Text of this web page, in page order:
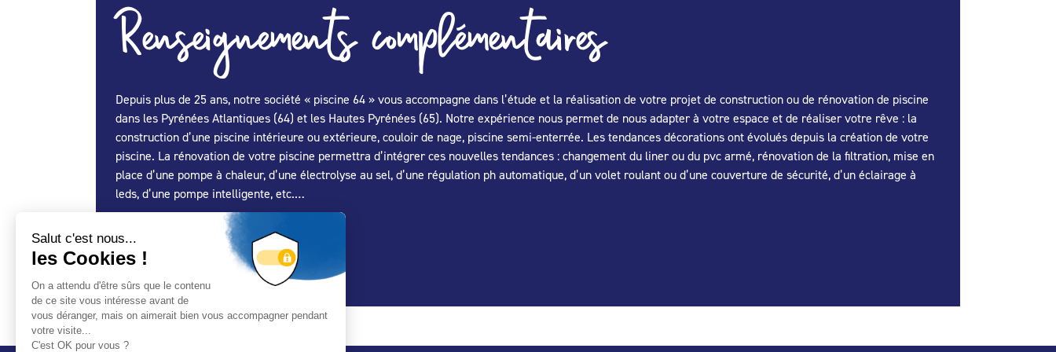
Renseignements complémentaires
Depuis plus de 25 ans, notre société « piscine 64 » vous accompagne dans l’étude et la réalisation de votre projet de construction ou de rénovation de piscine
dans les Pyrénées Atlantiques (64) et les Hautes Pyrénées (65). Notre expérience nous permet de nous adapter à votre espace et de réaliser votre rêve : la
construction d’une piscine intérieure ou extérieure, couloir de nage, piscine semi-enterrée. Les tendances décorations ont évolués depuis la création de votre
piscine. La rénovation de votre piscine permettra d’intégrer ces nouvelles tendances : changement du liner ou du pvc armé, rénovation de la filtration, mise en
place d’une pompe à chaleur, d’une électrolyse au sel, d’une régulation ph automatique, d’un volet roulant ou d’une couverture de sécurité, d’un éclairage à
leds, d’une pompe intelligente, etc.…
Spécialité Construction :
Spécialité Entretien Maintenance :
Spécialité Spa : Oui